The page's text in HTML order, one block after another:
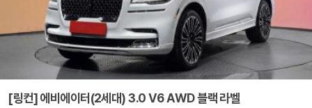
[링컨] 에비에이터(2세대) 3.0 V6 AWD 블랙 라벨